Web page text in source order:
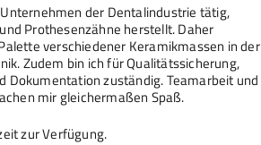
der Dentalindustrie tätig,
Prothesenzähne herstellt. Daher
verschiedener Keramikmassen in der
Zudem bin ich für Qualitätssicherung,
Dokumentation zuständig. Teamarbeit und
mir gleichermaßen Spaß.
zur Verfügung.